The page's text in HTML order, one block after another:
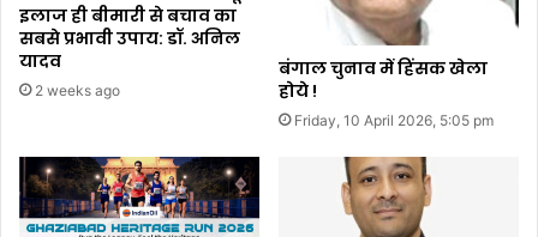
इलाज ही बीमारी से बचाव का
सबसे प्रभावी उपाय: डॉ. अनिल
यादव
2 weeks ago
बंगाल चुनाव में हिंसक खेला
होये !
Friday, 10 April 2026, 5:05 pm